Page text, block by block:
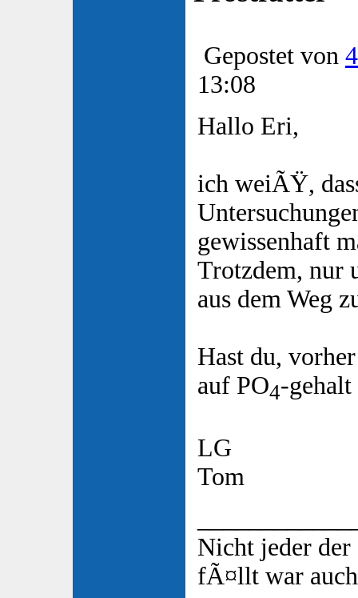
Gepostet von
13:08
Hallo Eri,
ich weiÃŸ,
gewissenhaft
Trotzdem, nur
aus dem Weg
Hast du,
auf PO4-gehalt
LG
Tom
Nicht jeder der
fÃ¤llt war